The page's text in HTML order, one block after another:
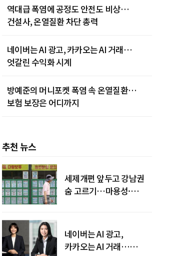
역대급 폭염에 공정도 안전도 비상…
건설사, 온열질환 차단 총력
네이버는 AI 광고, 카카오는 AI 거래…
엇갈린 수익화 시계
방예준의 머니포켓 폭염 속 온열질환…
보험 보장은 어디까지
추천 뉴스
세제개편 앞두고 강남권
숨 고르기…마용성·
네이버는 AI 광고,
카카오는 AI 거래…